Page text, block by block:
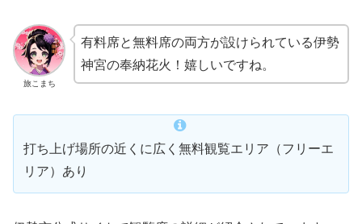
旅こまち
有料席と無料席の両方が設けられている伊勢
神宮の奉納花火！嬉しいですね。
打ち上げ場所の近くに広く無料観覧エリア（フリーエ
リア）あり